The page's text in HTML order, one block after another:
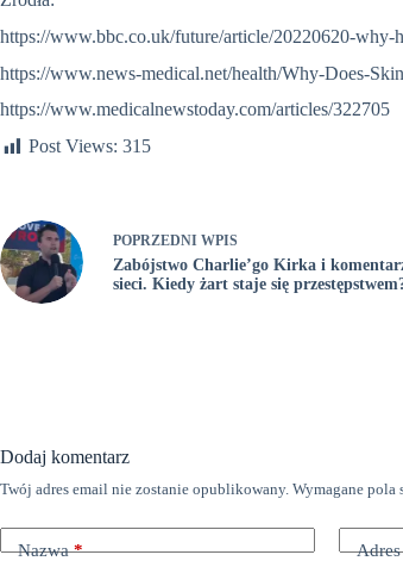
https://www.bbc.co.uk/future/article/20220620-
https://www.news-medical.net/health/Why-Does-
https://www.medicalnewstoday.com/articles/322705
Post Views: 315
POPRZEDNI WPIS
Zabójstwo Charlie’go Kirka i
sieci. Kiedy żart staje się
Dodaj komentarz
Twój adres email nie zostanie opublikowany. Wymagane pola
Nazwa*